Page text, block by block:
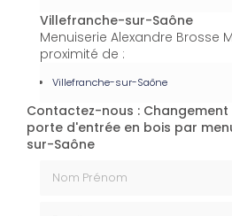
Villefranche-sur-Saône
Menuiserie Alexandre Brosse
proximité de :
Villefranche-sur-Saône
Contactez-nous :
porte d'entrée en bois par
sur-Saône